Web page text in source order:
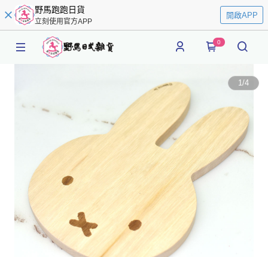
野馬跑跑日貨
立刻使用官方APP
開啟APP
0
1/4